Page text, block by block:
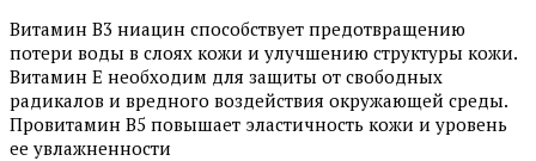
Витамин B3 ниацин способствует предотвращению
потери воды в слоях кожи и улучшению структуры кожи.
Витамин Е необходим для защиты от свободных
радикалов и вредного воздействия окружающей среды.
Провитамин В5 повышает эластичность кожи и уровень
ее увлажненности